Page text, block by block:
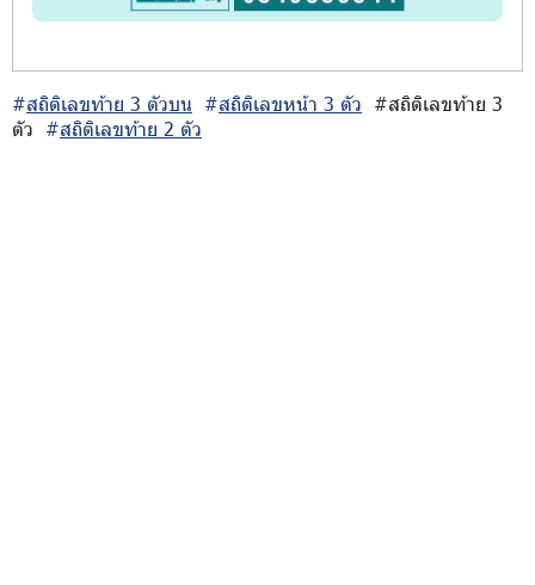
#สถิติเลขท้าย 3 ตัวบน #สถิติเลขหน้า 3 ตัว #สถิติเลขท้าย 3
ตัว #สถิติเลขท้าย 2 ตัว